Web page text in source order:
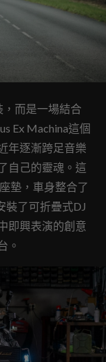
而是一場結合
Ex Machina這個
年逐漸跨足音樂
自己的靈魂。這
墊，車身整合了
裝了可折疊式DJ
即興表演的創意
。